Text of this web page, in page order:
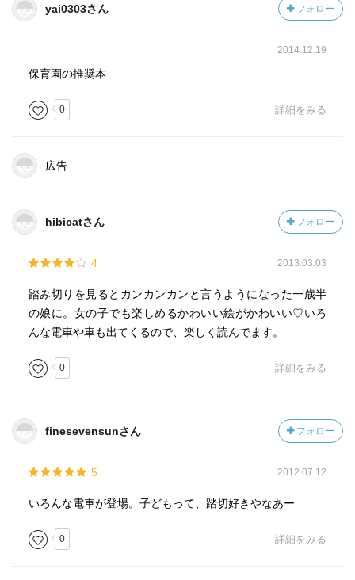
yai0303さん フォロー
2014.12.19
保育園の推奨本
0 詳細をみる
広告
hibicatさん フォロー
4 2013.03.03
踏み切りを見るとカンカンカンと言うようになった一歳半
の娘に。女の子でも楽しめるかわいい絵がかわいい♡いろ
んな電車や車も出てくるので、楽しく読んでます。
0 詳細をみる
finesevensunさん フォロー
5 2012.07.12
いろんな電車が登場。子どもって、踏切好きやなあー
0 詳細をみる